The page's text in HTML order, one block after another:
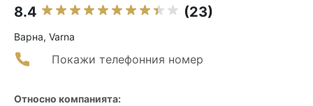
8.4 (23)
Варна, Varna
Покажи телефонния номер
Относно компанията: